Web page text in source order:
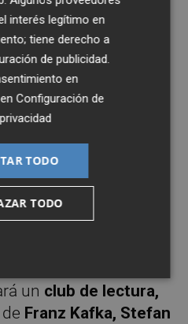
'
un club de lectura,
Franz Kafka, Stefan
interés legítimo en
tiene derecho a
de publicidad
en
enConfiguración de
TODO
TODO